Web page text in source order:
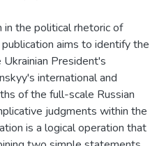
in the political rhetoric of
aims to identify the
President's
international and
of the full-scale Russian
judgments within the
is a logical operation that